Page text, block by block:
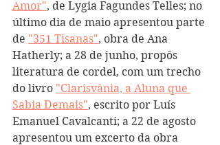
Amor", de Lygia Fagundes Telles; no
último dia de maio apresentou parte
de "351 Tisanas", obra de Ana
Hatherly; a 28 de junho, propôs
literatura de cordel, com um trecho
do livro "Clarisvânia, a Aluna que
Sabia Demais", escrito por Luís
Emanuel Cavalcanti; a 22 de agosto
apresentou um excerto da obra